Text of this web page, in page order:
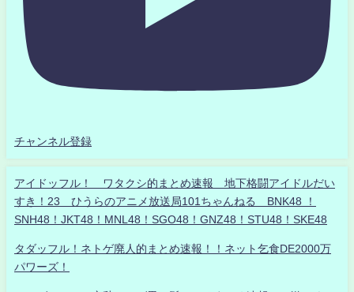
チャンネル登録
アイドッフル！ ワタクシ的まとめ速報 地下格闘アイドルだい
すき！23 ひうらのアニメ放送局101ちゃんねる BNK48 ！
SNH48！JKT48！MNL48！SGO48！GNZ48！STU48！SKE48
タダッフル！ネトゲ廃人的まとめ速報！！ネット乞食DE2000万
パワーズ！